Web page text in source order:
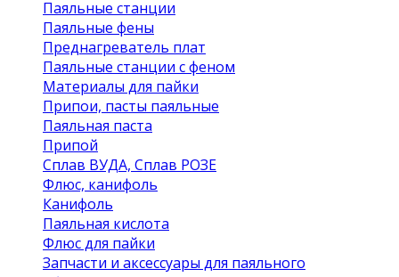
Паяльные станции
Паяльные фены
Преднагреватель плат
Паяльные станции с феном
Материалы для пайки
Припои, пасты паяльные
Паяльная паста
Припой
Сплав ВУДА, Сплав РОЗЕ
Флюс, канифоль
Канифоль
Паяльная кислота
Флюс для пайки
Запчасти и аксессуары для паяльного